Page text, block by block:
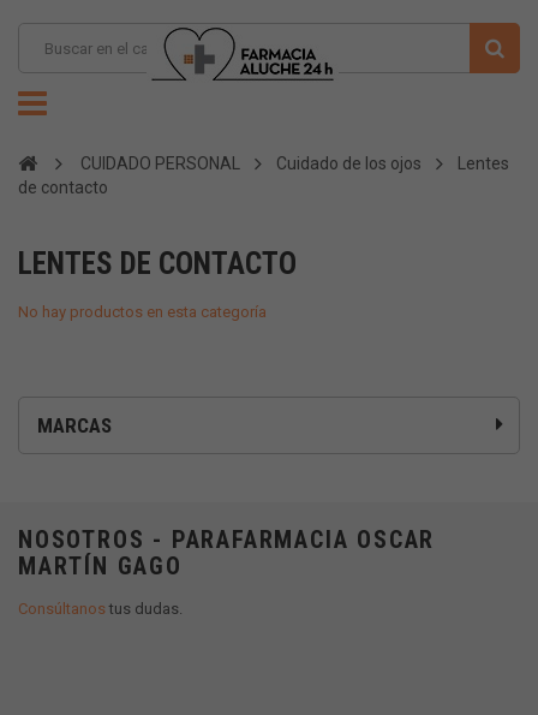
CUIDADO PERSONAL Cuidado de los ojos
Lentes
de contacto
MARCAS
LENTES DE CONTACTO
No hay productos en esta categoría
NOSOTROS - PARAFARMACIA OSCAR
MARTÍN GAGO
Consúltanostus dudas.